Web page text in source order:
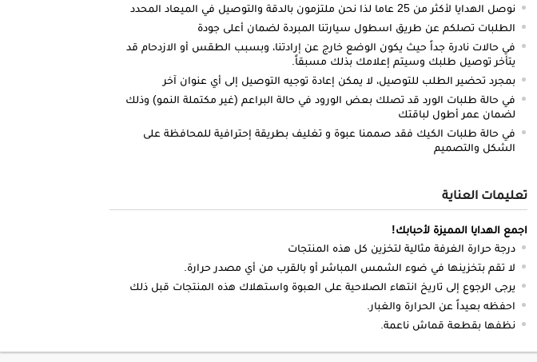
نوصل الهدايا لأكثر من 25 عاما لذا نحن ملتزمون بالدقة والتوصيل في الميعاد المحدد
الطلبات تصلكم عن طريق اسطول سيارتنا المبردة لضمان أعلى جودة
في حالات نادرة جداً حيث يكون الوضع خارج عن إرادتنا، وبسبب الطقس أو الازدحام قد
يتأخر توصيل طلبك وسيتم إعلامك بذلك مسبقاً.
بمجرد تحضير الطلب للتوصيل، لا يمكن إعادة توجيه التوصيل إلى أي عنوان آخر
في حالة طلبات الورد قد تصلك بعض الورود في حالة البراعم (غير مكتملة النمو) وذلك
لضمان عمر أطول لباقتك
في حالة طلبات الكيك فقد صممنا عبوة و تغليف بطريقة إحترافية للمحافظة على
الشكل والتصميم
تعليمات العناية
اجمع الهدايا المميزة لأحبابك!
درجة حرارة الغرفة مثالية لتخزين كل هذه المنتجات
لا تقم بتخزينها في ضوء الشمس المباشر أو بالقرب من أي مصدر حرارة.
يرجى الرجوع إلى تاريخ انتهاء الصلاحية على العبوة واستهلاك هذه المنتجات قبل ذلك
احفظه بعيداً عن الحرارة والغبار.
نظفها بقطعة قماش ناعمة.